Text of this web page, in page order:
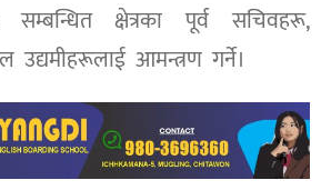
सम्बन्धित क्षेत्रका पूर्व सचिवहरू,
आमन्त्रण गर्ने।